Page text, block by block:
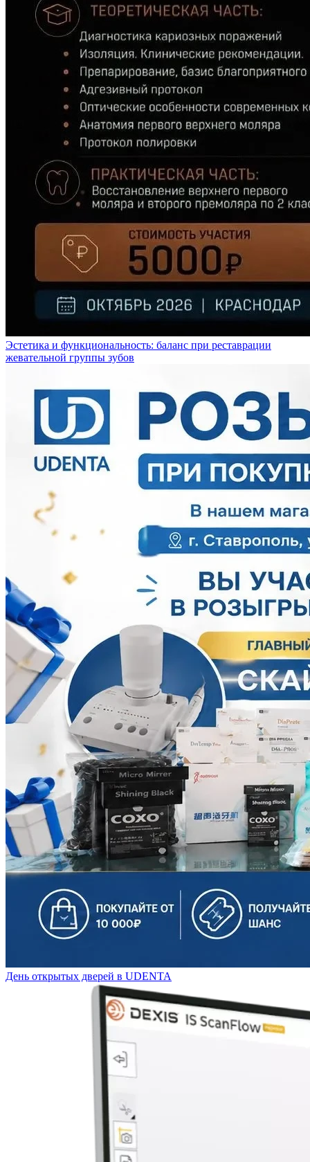
Эстетика и функциональность: баланс при реставрации
жевательной группы зубов
День открытых дверей в UDENTA